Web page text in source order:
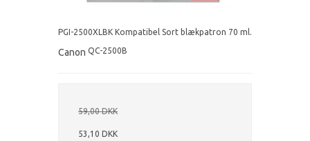
PGI-2500XLBK Kompatibel Sort blækpatron 70 ml.
Canon QC-2500B
59,00 DKK
53,10 DKK